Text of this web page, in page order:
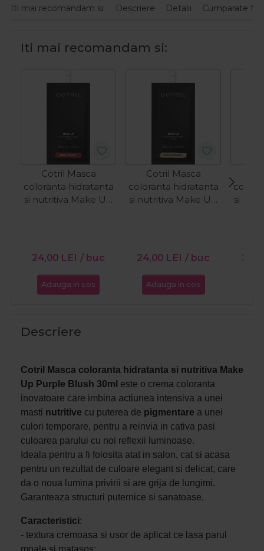
Iti mai recomandam si: Descriere Detalii Cumparate
Iti mai recomandam si:
Cotril Masca
coloranta hidratanta
si nutritiva Make Up
24,00 LEI / buc
Adauga in cos
Cotril Masca
coloranta hidratanta
si nutritiva Make Up
24,00 LEI / buc
Adauga in cos
si
Descriere
Cotril Masca coloranta hidratanta si nutritiva Make
Up Purple Blush 30ml este o crema coloranta
inovatoare care imbina actiunea intensiva a unei
masti nutritive cu puterea de pigmentare a unei
culori temporare, pentru a reinvia in cativa pasi
culoarea parului cu noi reflexii luminoase.
Ideala pentru a fi folosita atat in salon, cat si acasa
pentru un rezultat de culoare elegant si delicat, care
da o noua lumina privirii si are grija de lungimi.
Garanteaza structuri puternice si sanatoase.
Caracteristici:
- textura cremoasa si usor de aplicat ce lasa parul
moale si matasos;